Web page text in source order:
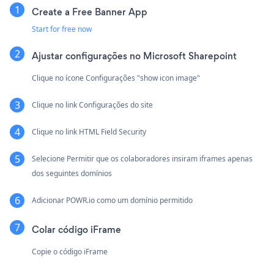
Create a Free Banner App
Start for free now
Ajustar configurações no Microsoft Sharepoint
Clique no ícone Configurações "show icon image"
Clique no link Configurações do site
Clique no link HTML Field Security
Selecione Permitir que os colaboradores insiram iframes apenas
dos seguintes domínios
Adicionar POWR.io como um domínio permitido
Colar código iFrame
Copie o código iFrame